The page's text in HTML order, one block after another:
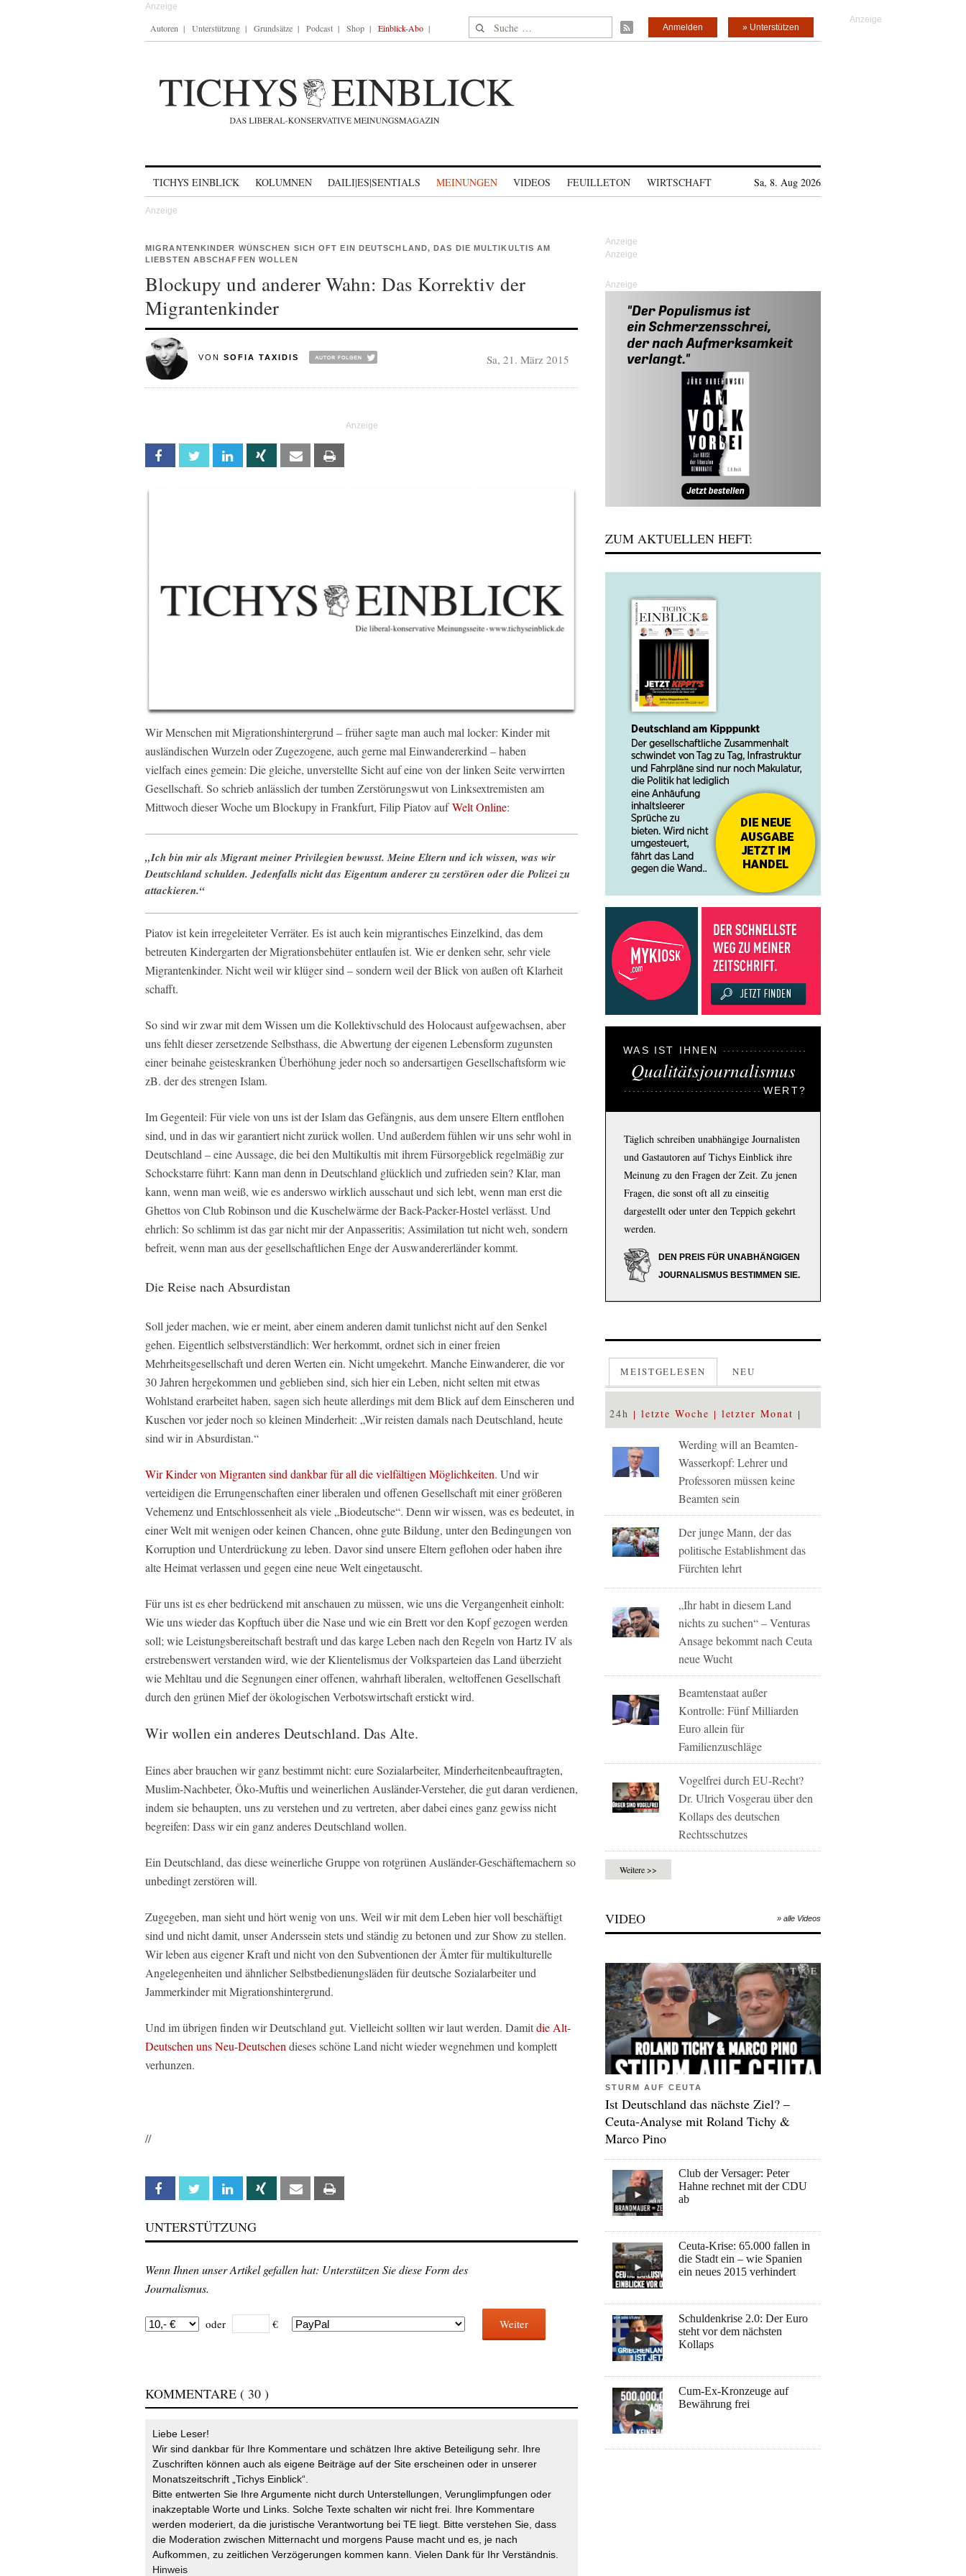
Autoren Unterstützung Grundsätze Podcast Shop Einblick-Abo Suche nach: » Unterstützen
Anmelden
TICHYS EINBLICK KOLUMNEN DAILI|ES|SENTIALS MEINUNGEN VIDEOS FEUILLETON WIRTSCHAFT Sa, 8. Aug 2026
MIGRANTENKINDER WÜNSCHEN SICH OFT EIN DEUTSCHLAND, DAS DIE MULTIKULTIS AM
LIEBSTEN ABSCHAFFEN WOLLEN
Blockupy und anderer Wahn: Das Korrektiv der
Migrantenkinder
VON SOFIA TAXIDIS Sa, 21. März 2015
Facebook Twitter Linkedin Xing Email
Wir Menschen mit Migrationshintergrund – früher sagte man auch mal locker: Kinder mit
ausländischen Wurzeln oder Zugezogene, auch gerne mal Einwandererkind – haben
vielfach eines gemein: Die gleiche, unverstellte Sicht auf eine von der linken Seite verwirrten
Gesellschaft. So schrieb anlässlich der tumben Zerstörungswut von Linksextremisten am
Mittwoch dieser Woche um Blockupy in Frankfurt, Filip Piatov aufWelt Online:
„Ich bin mir als Migrant meiner Privilegien bewusst. Meine Eltern und ich wissen, was wir
Deutschland schulden. Jedenfalls nicht das Eigentum anderer zu zerstören oder die Polizei zu
attackieren.“
Piatov ist kein irregeleiteter Verräter. Es ist auch kein migrantisches Einzelkind, das dem
betreuten Kindergarten der Migrationsbehüter entlaufen ist. Wie er denken sehr, sehr viele
Migrantenkinder. Nicht weil wir klüger sind – sondern weil der Blick von außen oft Klarheit
schafft.
So sind wir zwar mit dem Wissen um die Kollektivschuld des Holocaust aufgewachsen, aber
uns fehlt dieser zersetzende Selbsthass, die Abwertung der eigenen Lebensform zugunsten
einer beinahe geisteskranken Überhöhung jeder noch so andersartigen Gesellschaftsform wie
zB. der des strengen Islam.
Im Gegenteil: Für viele von uns ist der Islam das Gefängnis, aus dem unsere Eltern entflohen
sind, und in das wir garantiert nicht zurück wollen. Und außerdem fühlen wir uns sehr wohl in
Deutschland – eine Aussage, die bei den Multikultis mit ihrem Fürsorgeblick regelmäßig zur
Schockstarre führt: Kann man denn in Deutschland glücklich und zufrieden sein? Klar, man
kann, wenn man weiß, wie es anderswo wirklich ausschaut und sich lebt, wenn man erst die
Ghettos von Club Robinson und die Kuschelwärme der Back-Packer-Hostel verlässt. Und
ehrlich: So schlimm ist das gar nicht mir der Anpasseritis; Assimilation tut nicht weh, sondern
befreit, wenn man aus der gesellschaftlichen Enge der Auswandererländer kommt.
Die Reise nach Absurdistan
Soll jeder machen, wie er meint, aber einem anderen damit tunlichst nicht auf den Senkel
gehen. Eigentlich selbstverständlich: Wer herkommt, ordnet sich in einer freien
Mehrheitsgesellschaft und deren Werten ein. Nicht umgekehrt. Manche Einwanderer, die vor
30 Jahren hergekommen und geblieben sind, sich hier ein Leben, nicht selten mit etwas
Wohlstand erarbeitet haben, sagen sich heute allerdings mit dem Blick auf dem Einscheren und
Kuschen vor jeder noch so kleinen Minderheit: „Wir reisten damals nach Deutschland, heute
sind wir in Absurdistan.“
Wir Kinder von Migranten sind dankbar für all die vielfältigen Möglichkeiten. Und wir
verteidigen die Errungenschaften einer liberalen und offenen Gesellschaft mit einer größeren
Vehemenz und Entschlossenheit als viele „Biodeutsche“. Denn wir wissen, was es bedeutet, in
einer Welt mit wenigen oder keinen Chancen, ohne gute Bildung, unter den Bedingungen von
Korruption und Unterdrückung zu leben. Davor sind unsere Eltern geflohen oder haben ihre
alte Heimat verlassen und gegen eine neue Welt eingetauscht.
Für uns ist es eher bedrückend mit anschauen zu müssen, wie uns die Vergangenheit einholt:
Wie uns wieder das Kopftuch über die Nase und wie ein Brett vor den Kopf gezogen werden
soll; wie Leistungsbereitschaft bestraft und das karge Leben nach den Regeln von Hartz IV als
erstrebenswert verstanden wird, wie der Klientelismus der Volksparteien das Land überzieht
wie Mehltau und die Segnungen einer offenen, wahrhaft liberalen, weltoffenen Gesellschaft
durch den grünen Mief der ökologischen Verbotswirtschaft erstickt wird.
Wir wollen ein anderes Deutschland. Das Alte.
Eines aber brauchen wir ganz bestimmt nicht: eure Sozialarbeiter, Minderheitenbeauftragten,
Muslim-Nachbeter, Öko-Muftis und weinerlichen Ausländer-Versteher, die gut daran verdienen,
indem sie behaupten, uns zu verstehen und zu vertreten, aber dabei eines ganz gewiss nicht
begreifen: Dass wir ein ganz anderes Deutschland wollen.
Ein Deutschland, das diese weinerliche Gruppe von rotgrünen Ausländer-Geschäftemachern so
unbedingt zerstören will.
Zugegeben, man sieht und hört wenig von uns. Weil wir mit dem Leben hier voll beschäftigt
sind und nicht damit, unser Anderssein stets und ständig zu betonen und zur Show zu stellen.
Wir leben aus eigener Kraft und nicht von den Subventionen der Ämter für multikulturelle
Angelegenheiten und ähnlicher Selbstbedienungsläden für deutsche Sozialarbeiter und
Jammerkinder mit Migrationshintergrund.
Und im übrigen finden wir Deutschland gut. Vielleicht sollten wir laut werden. Damitdie Alt-
Deutschen uns Neu-Deutschen dieses schöne Land nicht wieder wegnehmen und komplett
verhunzen.
//
Facebook Twitter Linkedin Xing Email
UNTERSTÜTZUNG
Wenn Ihnen unser Artikel gefallen hat: Unterstützen Sie diese Form des
Journalismus.
oder € Weiter
KOMMENTARE ( 30 )
Liebe Leser!
Wir sind dankbar für Ihre Kommentare und schätzen Ihre aktive Beteiligung sehr. Ihre
Zuschriften können auch als eigene Beiträge auf der Site erscheinen oder in unserer
Monatszeitschrift „Tichys Einblick“.
Bitte entwerten Sie Ihre Argumente nicht durch Unterstellungen, Verunglimpfungen oder
inakzeptable Worte und Links. Solche Texte schalten wir nicht frei. Ihre Kommentare
werden moderiert, da die juristische Verantwortung bei TE liegt. Bitte verstehen Sie, dass
die Moderation zwischen Mitternacht und morgens Pause macht und es, je nach
Aufkommen, zu zeitlichen Verzögerungen kommen kann. Vielen Dank für Ihr Verständnis.
Hinweis
Anzeige
ZUM AKTUELLEN HEFT:
WAS IST IHNEN
Qualitätsjournalismus
WERT?
Täglich schreiben unabhängige Journalisten
und Gastautoren auf Tichys Einblick ihre
Meinung zu den Fragen der Zeit. Zu jenen
Fragen, die sonst oft all zu einseitig
dargestellt oder unter den Teppich gekehrt
werden.
DEN PREIS FÜR UNABHÄNGIGEN
JOURNALISMUS BESTIMMEN SIE.
MEISTGELESEN NEU
24h letzte Woche letzter Monat
Werding will an Beamten-
Wasserkopf: Lehrer und
Professoren müssen keine
Beamten sein
Der junge Mann, der das
politische Establishment das
Fürchten lehrt
„Ihr habt in diesem Land
nichts zu suchen“ – Venturas
Ansage bekommt nach Ceuta
neue Wucht
Beamtenstaat außer
Kontrolle: Fünf Milliarden
Euro allein für
Familienzuschläge
Vogelfrei durch EU-Recht?
Dr. Ulrich Vosgerau über den
Kollaps des deutschen
Rechtsschutzes
Weitere >>
VIDEO » alle Videos
STURM AUF CEUTA
Ist Deutschland das nächste Ziel? –
Ceuta-Analyse mit Roland Tichy &
Marco Pino
Club der Versager: Peter
Hahne rechnet mit der CDU
ab
Ceuta-Krise: 65.000 fallen in
die Stadt ein – wie Spanien
ein neues 2015 verhindert
Schuldenkrise 2.0: Der Euro
steht vor dem nächsten
Kollaps
Cum-Ex-Kronzeuge auf
Bewährung frei